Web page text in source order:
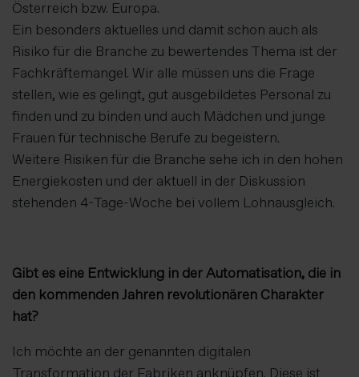
Österreich bzw. Europa.
Ein besonders aktuelles und damit schon auch als
Risiko für die Branche zu bewertendes Thema ist der
Fachkräftemangel. Wir alle müssen uns die Frage
stellen, wie es gelingt, gut ausgebildetes Personal zu
finden und zu binden und auch Mädchen und junge
Frauen für technische Berufe zu begeistern.
Weitere Risiken für die Branche sehe ich in den hohen
Energiekosten und der aktuell in der Diskussion
stehenden 4-Tage-Woche bei vollem Lohnausgleich.
Gibt es eine Entwicklung in der Automatisation, die in
den kommenden Jahren revolutionären Charakter
hat?
Ich möchte an der genannten digitalen
Transformation der Fabriken anknüpfen. Diese ist